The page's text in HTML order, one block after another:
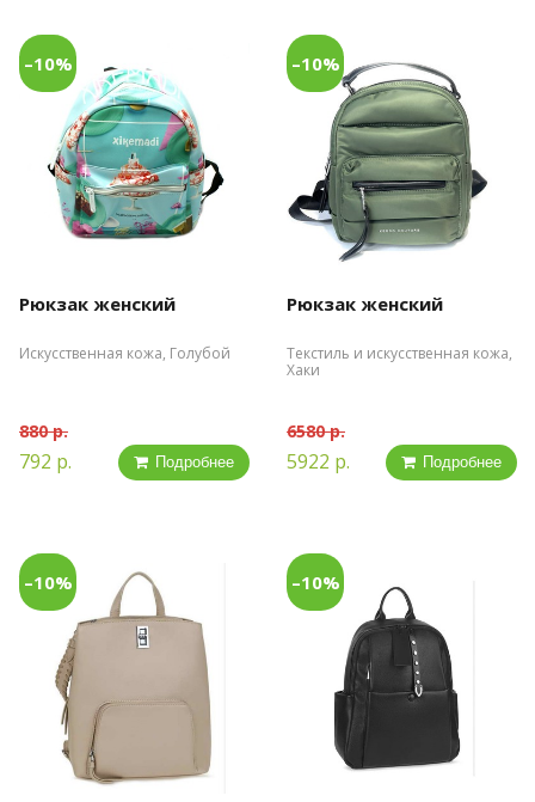
–10%
Рюкзак женский
Искусственная кожа, Голубой
880 р.
792 р. Подробнее
–10%
Рюкзак женский
Текстиль и искусственная кожа,
Хаки
6580 р.
5922 р. Подробнее
–10% –10%